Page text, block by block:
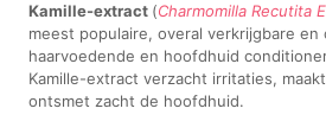
Kamille-extract (Charmomilla Recutita
meest populaire, overal verkrijgbare en
haarvoedende en hoofdhuid
Kamille-extract verzacht irritaties,
ontsmet zacht de hoofdhuid.